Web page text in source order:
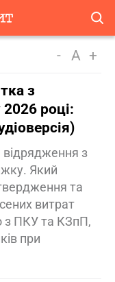
- A +
з
році:
з
Який
та
витрат
з ПКУ та КЗпП,
при